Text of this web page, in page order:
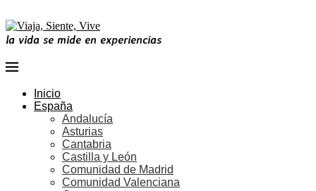
la vida se mide en experiencias
Inicio
España
Andalucía
Asturias
Cantabria
Castilla y León
Comunidad de Madrid
Comunidad Valenciana